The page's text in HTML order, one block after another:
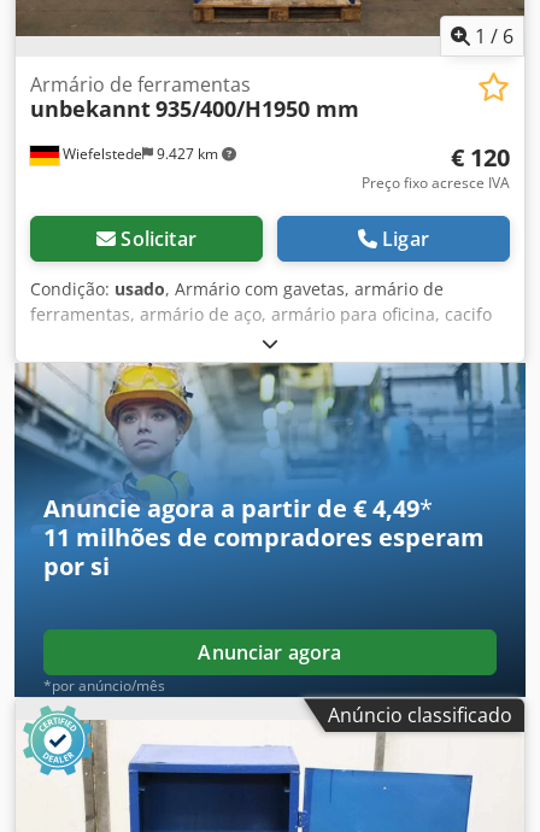
1 / 6
Wiefelstede 9.427 km
Armário de ferramentas
unbekannt935/400/H1950 mm
€ 120
Preço fixo acresce IVA
Solicitar Ligar
Condição: usado, Armário com gavetas, armário de
ferramentas, armário de aço, armário para oficina, cacifo
de aço -Armário de ferramentas: armário de aço com 4
prateleiras -Largura: 935 mm -Profundidade: 400 mm -
Altura: 1950 mm -Porta: com fechadura, sem trinco Csdpfx
Ahex D Uq No Terf -Peso: 78 kg
Anuncie agora a partir de € 4,49*
11 milhões de compradores esperam
por si
Anunciar agora
*por anúncio/mês
Anúncio classificado